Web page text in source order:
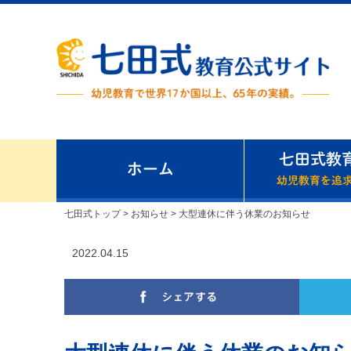
七田式トップ > お知らせ > 大型連休に伴う休業のお知らせ
2022.04.15